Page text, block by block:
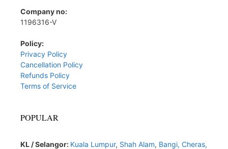
Company no:
1196316-V
Policy:
Privacy Policy
Cancellation Policy
Refunds Policy
Terms of Service
POPULAR
KL / Selangor: Kuala Lumpur, Shah Alam, Bangi, Cheras,